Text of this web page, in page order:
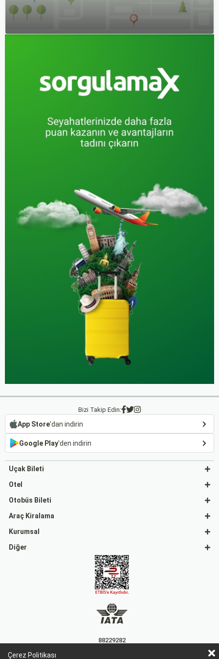
Çerez Politikası
Bizi Takip Edin:
App Store'dan indirin
Google Play'den indirin
Uçak Bileti
Otel
Otobüs Bileti
Araç Kiralama
Kurumsal
Diğer
88229282